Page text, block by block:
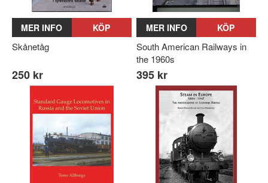
MER INFO KÖP
Skånetåg
250 kr
MER INFO KÖP
South American Railways in
the 1960s
395 kr